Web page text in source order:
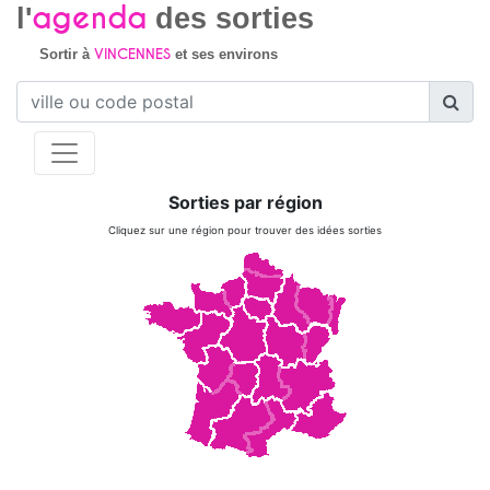
l'agenda des sorties
Sortir à VINCENNESet ses environs
Sorties par région
Cliquez sur une région pour trouver des idées sorties